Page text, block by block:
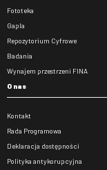
Fototeka
Gapla
Repozytorium Cyfrowe
Badania
Wynajem przestrzeni FINA
O nas
Kontakt
Rada Programowa
Deklaracja dostępności
Polityka antykorupcyjna